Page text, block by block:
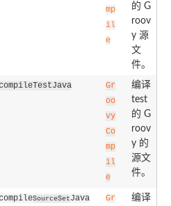
mp
il
e
的 G
roov
y 源
文
件。
Gr
oo
vy
Co
mp
il
e
编译
test
的 G
roov
y 的
源文
件。
SourceSetJava
Gr
编译